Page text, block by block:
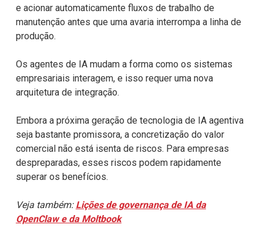
e acionar automaticamente fluxos de trabalho de
manutenção antes que uma avaria interrompa a linha de
produção.
Os agentes de IA mudam a forma como os sistemas
empresariais interagem, e isso requer uma nova
arquitetura de integração.
Embora a próxima geração de tecnologia de IA agentiva
seja bastante promissora, a concretização do valor
comercial não está isenta de riscos. Para empresas
despreparadas, esses riscos podem rapidamente
superar os benefícios.
Veja também: Lições de governança de IA da
OpenClaw e da Moltbook